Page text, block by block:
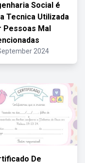
Social é
Tecnica Utilizada
Pessoas Mal
2024
De